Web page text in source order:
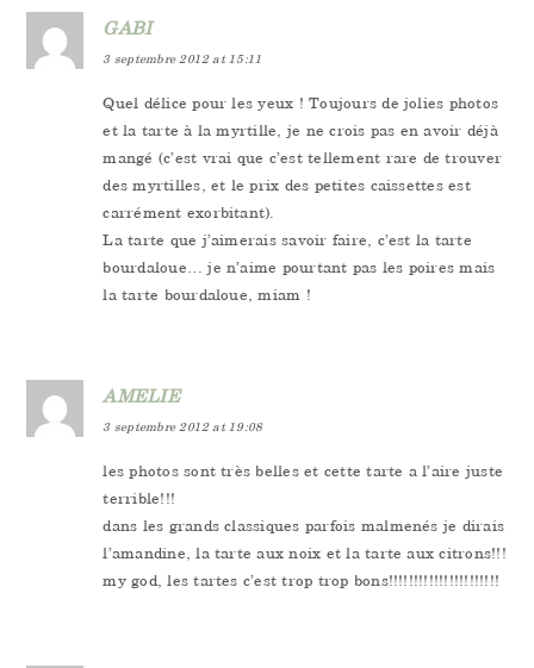
GABI
3 septembre 2012 at 15:11
Quel délice pour les yeux ! Toujours de jolies photos
et la tarte à la myrtille, je ne crois pas en avoir déjà
mangé (c’est vrai que c’est tellement rare de trouver
des myrtilles, et le prix des petites caissettes est
carrément exorbitant).
La tarte que j’aimerais savoir faire, c’est la tarte
bourdaloue… je n’aime pourtant pas les poires mais
la tarte bourdaloue, miam !
AMELIE
3 septembre 2012 at 19:08
les photos sont très belles et cette tarte a l’aire juste
terrible!!!
dans les grands classiques parfois malmenés je dirais
l’amandine, la tarte aux noix et la tarte aux citrons!!!
my god, les tartes c’est trop trop bons!!!!!!!!!!!!!!!!!!!!!!